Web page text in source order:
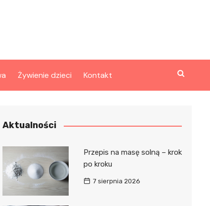
Żywienie dzieci Kontakt
Aktualności
Przepis na masę solną – krok
po kroku
7 sierpnia 2026